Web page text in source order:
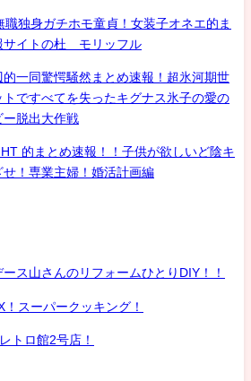
身ガチホモ童貞！女装子オネエ的ま
サイトの杜 モリッフル
一同驚愕騒然まとめ速報！超氷河期世
ですべてを失ったキグナス氷子の愛の
ー脱出大作戦
的まとめ速報！！子供が欲しいど陰キ
！専業主婦！婚活計画編
ス山さんのリフォームひとりDIY！！
スーパークッキング！
トロ館2号店！